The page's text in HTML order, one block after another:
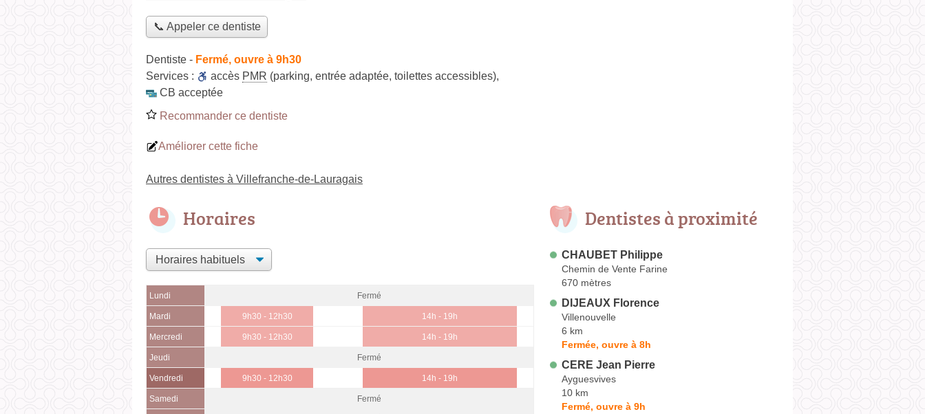
📞 Appeler ce dentiste
Dentiste - Fermé, ouvre à 9h30
Services :
accès PMR (parking, entrée adaptée, toilettes accessibles),
CB acceptée
Recommander ce dentiste
Améliorer cette fiche
Autres dentistes à Villefranche-de-Lauragais
Horaires
Lundi Fermé
Mardi 9h30 - 12h30 14h - 19h
Mercredi 9h30 - 12h30 14h - 19h
Jeudi Fermé
Vendredi 9h30 - 12h30 14h - 19h
Samedi Fermé
Dentistes à proximité
CHAUBET Philippe
Chemin de Vente Farine
670 mètres
DIJEAUX Florence
Villenouvelle
6 km
Fermée, ouvre à 8h
CERE Jean Pierre
Ayguesvives
10 km
Fermé, ouvre à 9h